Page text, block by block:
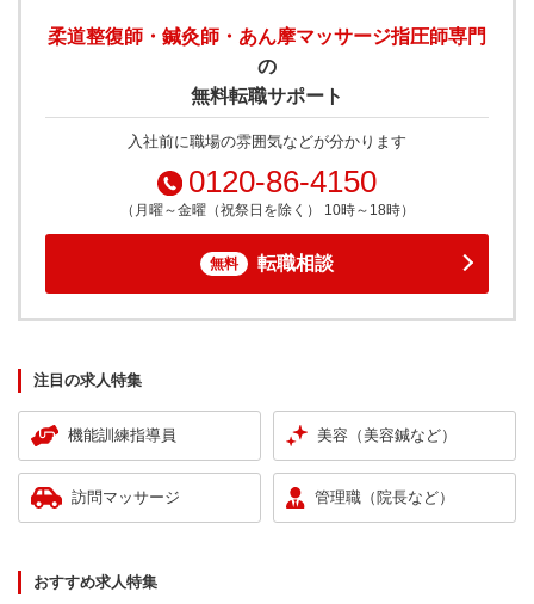
柔道整復師・鍼灸師・あん摩マッサージ指圧師専門
の
無料転職サポート
入社前に職場の雰囲気などが分かります
0120-86-4150
（月曜～金曜（祝祭日を除く） 10時～18時）
無料 転職相談
注目の求人特集
機能訓練指導員 美容（美容鍼など）
訪問マッサージ 管理職（院長など）
おすすめ求人特集